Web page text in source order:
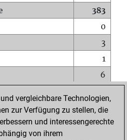
383
0
3
1
6
0
0
vergleichbare Technologien,
zur Verfügung zu stellen, die
und interessengerechte
von ihrem